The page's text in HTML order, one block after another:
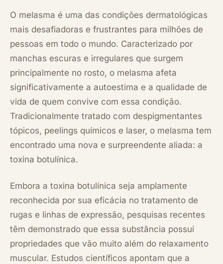
O melasma é uma das condições dermatológicas
mais desafiadoras e frustrantes para milhões de
pessoas em todo o mundo. Caracterizado por
manchas escuras e irregulares que surgem
principalmente no rosto, o melasma afeta
significativamente a autoestima e a qualidade de
vida de quem convive com essa condição.
Tradicionalmente tratado com despigmentantes
tópicos, peelings químicos e laser, o melasma tem
encontrado uma nova e surpreendente aliada: a
toxina botulínica.
Embora a toxina botulínica seja amplamente
reconhecida por sua eficácia no tratamento de
rugas e linhas de expressão, pesquisas recentes
têm demonstrado que essa substância possui
propriedades que vão muito além do relaxamento
muscular. Estudos científicos apontam que a